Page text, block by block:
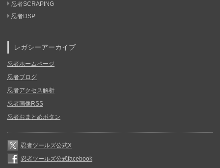
忍者SCRAPING
忍者DSP
レガシーアーカイブ
忍者ホームページ
忍者ブログ
忍者アクセス解析
忍者画像RSS
忍者おまとめボタン
忍者ツールズ公式X
忍者ツールズ公式facebook